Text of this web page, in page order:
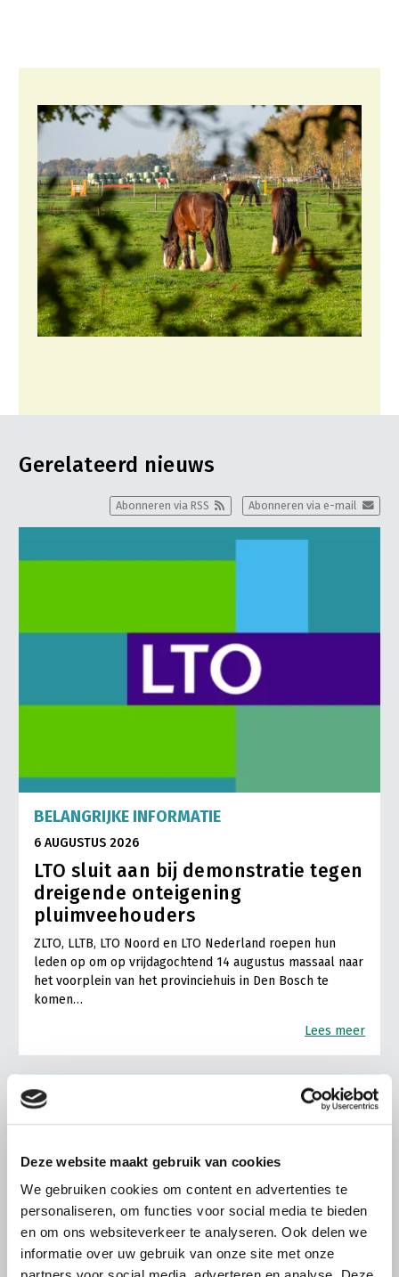
Deze website maakt gebruik van cookies
We gebruiken cookies om content en advertenties te
personaliseren, om functies voor social media te bieden
en om ons websiteverkeer te analyseren. Ook delen we
informatie over uw gebruik van onze site met onze
Gerelateerd nieuws
Abonneren via e-mail
Abonneren via RSS
BELANGRIJKE INFORMATIE
6 AUGUSTUS 2026
LTO sluit aan bij demonstratie tegen
dreigende onteigening
pluimveehouders
ZLTO, LLTB, LTO Noord en LTO Nederland roepen hun
leden op om op vrijdagochtend 14 augustus massaal naar
het voorplein van het provinciehuis in Den Bosch te
komen…
Lees meer